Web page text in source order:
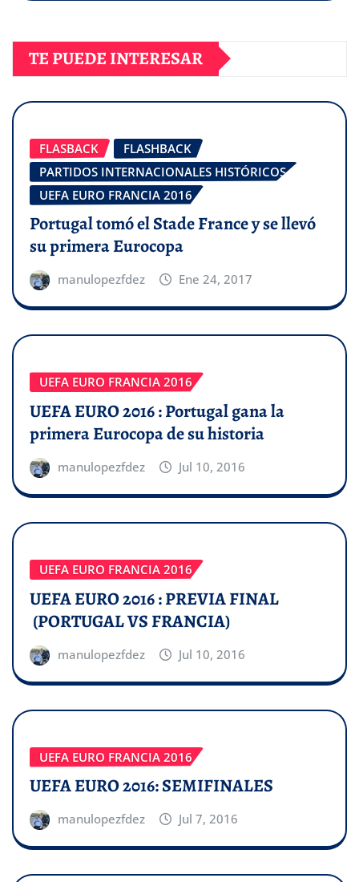
TE PUEDE INTERESAR
FLASBACK
FLASHBACK
PARTIDOS INTERNACIONALES HISTÓRICOS
UEFA EURO FRANCIA 2016
Portugal tomó el Stade France y se llevó
su primera Eurocopa
manulopezfdez Ene 24, 2017
UEFA EURO FRANCIA 2016
UEFA EURO 2016 : Portugal gana la
primera Eurocopa de su historia
manulopezfdez Jul 10, 2016
UEFA EURO FRANCIA 2016
UEFA EURO 2016 : PREVIA FINAL
(PORTUGAL VS FRANCIA)
manulopezfdez Jul 10, 2016
UEFA EURO FRANCIA 2016
UEFA EURO 2016: SEMIFINALES
manulopezfdez Jul 7, 2016